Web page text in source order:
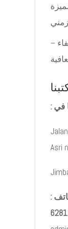
–
في :
Asri
: